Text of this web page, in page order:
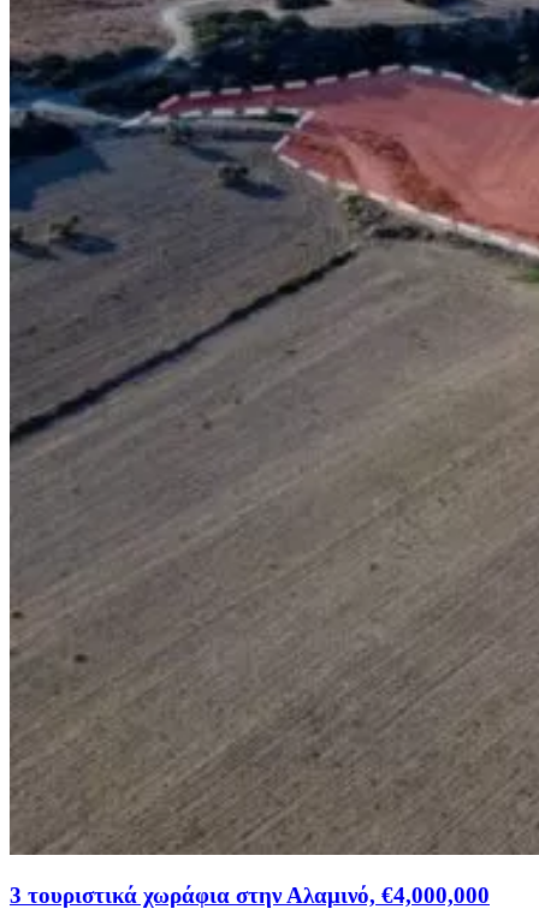
3 τουριστικά χωράφια στην Αλαμινό, €4,000,000